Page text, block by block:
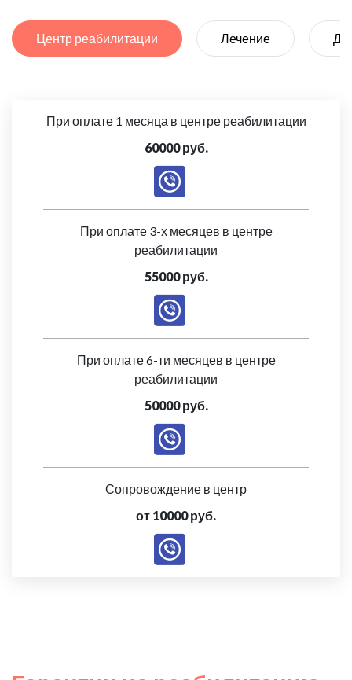
Центр реабилитации Лечение
При оплате 1 месяца в центре реабилитации
60000 руб.
При оплате 3-х месяцев в центре
реабилитации
55000 руб.
При оплате 6-ти месяцев в центре
реабилитации
50000 руб.
Сопровождение в центр
от 10000 руб.